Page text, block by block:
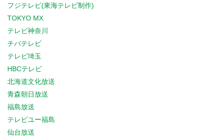
フジテレビ(東海テレビ制作)
TOKYO MX
テレビ神奈川
チバテレビ
テレビ埼玉
HBCテレビ
北海道文化放送
青森朝日放送
福島放送
テレビユー福島
仙台放送